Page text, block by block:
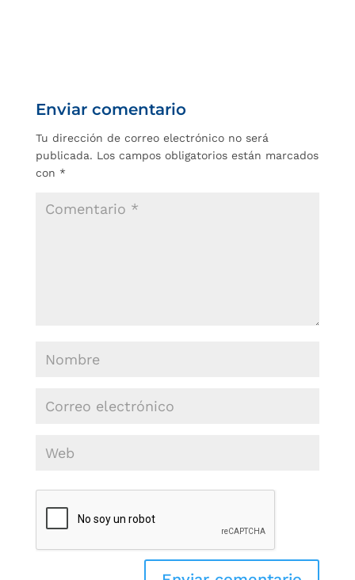
Enviar comentario
Tu dirección de correo electrónico no será
publicada. Los campos obligatorios están marcados
con *